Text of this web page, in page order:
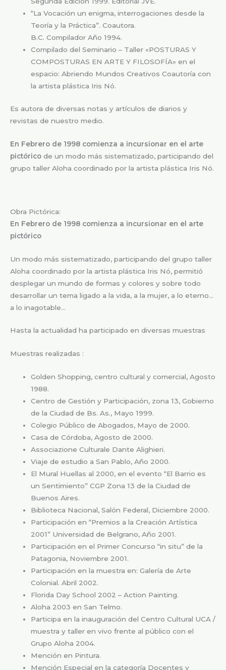
“La Vocación un enigma, interrogaciones desde la
Teoría y la Práctica”. Coautora.
B.C. Compilador Año 1994.
Compilado del Seminario – Taller «POSTURAS Y
COMPOSTURAS EN ARTE Y FILOSOFÍA» en el
espacio: Abriendo Mundos Creativos Coautoría con
la artista plástica Iris Nó.
Es autora de diversas notas y artículos de diarios y
revistas de nuestro medio.
En Febrero de 1998 comienza a incursionar en el arte
pictórico de un modo más sistematizado, participando del
grupo taller Aloha coordinado por la artista plástica Iris Nó.
Obra Pictórica:
En Febrero de 1998 comienza a incursionar en el arte
pictórico
Un modo más sistematizado, participando del grupo taller
Aloha coordinado por la artista plástica Iris Nó, permitió
desplegar un mundo de formas y colores y sobre todo
desarrollar un tema ligado a la vida, a la mujer, a lo eterno…
a lo inagotable…
Hasta la actualidad ha participado en diversas muestras
Muestras realizadas :
Golden Shopping, centro cultural y comercial, Agosto
1988.
Centro de Gestión y Participación, zona 13, Gobierno
de la Ciudad de Bs. As., Mayo 1999.
Colegio Público de Abogados, Mayo de 2000.
Casa de Córdoba, Agosto de 2000.
Associazione Culturale Dante Alighieri.
Viaje de estudio a San Pablo, Año 2000.
El Mural Huellas al 2000, en el evento “El Barrio es
un Sentimiento” CGP Zona 13 de la Ciudad de
Buenos Aires.
Biblioteca Nacional, Salón Federal, Diciembre 2000.
Participación en “Premios a la Creación Artística
2001” Universidad de Belgrano, Año 2001.
Participación en el Primer Concurso “in situ” de la
Patagonia, Noviembre 2001.
Participación en la muestra en: Galería de Arte
Colonial. Abril 2002.
Florida Day School 2002 – Action Painting.
Aloha 2003 en San Telmo.
Participa en la inauguración del Centro Cultural UCA /
muestra y taller en vivo frente al público con el
Grupo Aloha 2004.
Mención en Pintura.
Mención Especial en la categoría Docentes y